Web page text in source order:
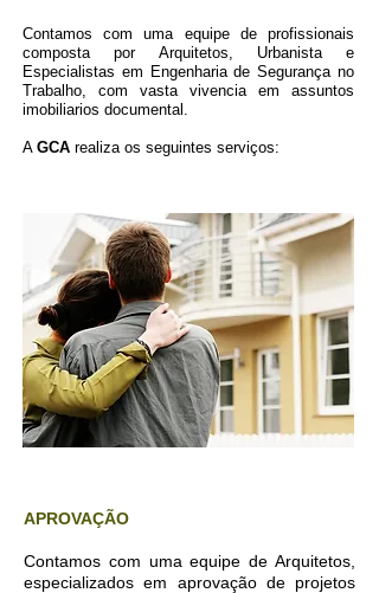
Contamos com uma equipe de profissionais
composta por Arquitetos, Urbanista e
Especialistas em Engenharia de Segurança no
Trabalho, com vasta vivencia em assuntos
imobiliarios documental.
A GCA realiza os seguintes serviços:
APROVAÇÃO
Contamos com uma equipe de Arquitetos,
especializados em aprovação de projetos